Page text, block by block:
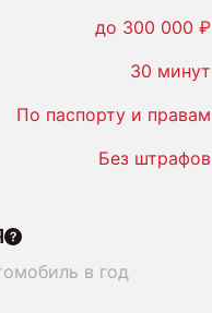
до 300 000 ₽
30 минут
По паспорту и правам
Без штрафов
в год